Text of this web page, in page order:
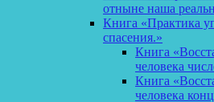
отныне наша
Книга «Практика
спасения.»
Книга
человека
Книга
человека